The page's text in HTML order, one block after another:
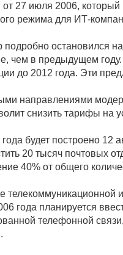
от 27 июля 2006,
режима для ИТ-
подробно остановился
чем в предыдущем году.
до 2012 года. Эти
направлениями
снизить тарифы на
будет построено 12
20 тысяч почтовых
40% от общего
телекоммуникационной
года планируется
телефонной